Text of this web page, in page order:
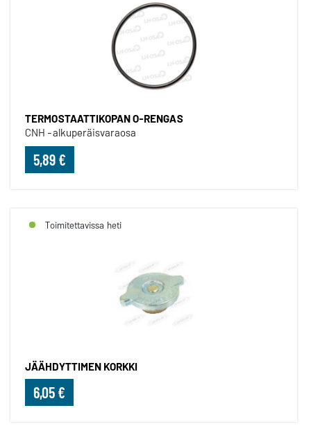
TERMOSTAATTIKOPAN O-RENGAS
CNH -alkuperäisvaraosa
5,89 €
Toimitettavissa heti
JÄÄHDYTTIMEN KORKKI
6,05 €